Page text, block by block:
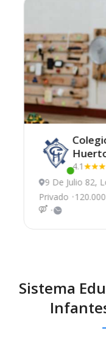
Este centro
4.1
9 De Julio 82,
Privado
Sistema